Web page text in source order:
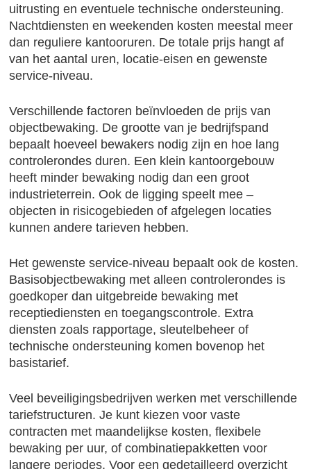
uitrusting en eventuele technische ondersteuning.
Nachtdiensten en weekenden kosten meestal meer
dan reguliere kantooruren. De totale prijs hangt af
van het aantal uren, locatie-eisen en gewenste
service-niveau.
Verschillende factoren beïnvloeden de prijs van
objectbewaking. De grootte van je bedrijfspand
bepaalt hoeveel bewakers nodig zijn en hoe lang
controlerondes duren. Een klein kantoorgebouw
heeft minder bewaking nodig dan een groot
industrieterrein. Ook de ligging speelt mee –
objecten in risicogebieden of afgelegen locaties
kunnen andere tarieven hebben.
Het gewenste service-niveau bepaalt ook de kosten.
Basisobjectbewaking met alleen controlerondes is
goedkoper dan uitgebreide bewaking met
receptiediensten en toegangscontrole. Extra
diensten zoals rapportage, sleutelbeheer of
technische ondersteuning komen bovenop het
basistarief.
Veel beveiligingsbedrijven werken met verschillende
tariefstructuren. Je kunt kiezen voor vaste
contracten met maandelijkse kosten, flexibele
bewaking per uur, of combinatiepakketten voor
langere periodes. Voor een gedetailleerd overzicht